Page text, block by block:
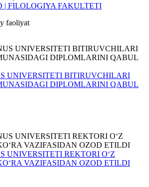
| FILOLOGIYA FAKULTETI
faoliyat
UNIVERSITETI BITIRUVCHILARI
DIPLOMLARINI QABUL
UNIVERSITETI REKTORI O‘Z
VAZIFASIDAN OZOD ETILDI